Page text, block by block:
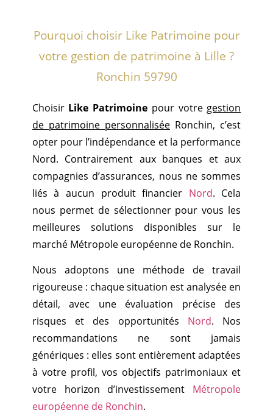
Pourquoi choisir Like Patrimoine pour
votre gestion de patrimoine à Lille ?
Ronchin 59790
Choisir Like Patrimoine pour votre gestion
de patrimoine personnalisée Ronchin, c’est
opter pour l’indépendance et la performance
Nord. Contrairement aux banques et aux
compagnies d’assurances, nous ne sommes
liés à aucun produit financier Nord. Cela
nous permet de sélectionner pour vous les
meilleures solutions disponibles sur le
marché Métropole européenne de Ronchin.
Nous adoptons une méthode de travail
rigoureuse : chaque situation est analysée en
détail, avec une évaluation précise des
risques et des opportunités Nord. Nos
recommandations ne sont jamais
génériques : elles sont entièrement adaptées
à votre profil, vos objectifs patrimoniaux et
votre horizon d’investissement Métropole
européenne de Ronchin.